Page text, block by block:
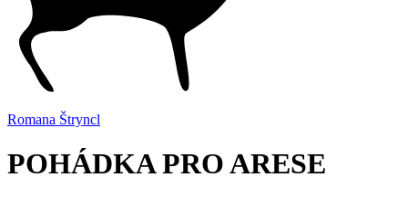
Romana Štryncl
POHÁDKA PRO ARESE